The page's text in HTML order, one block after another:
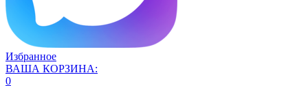
Избранное
ВАША КОРЗИНА:
0